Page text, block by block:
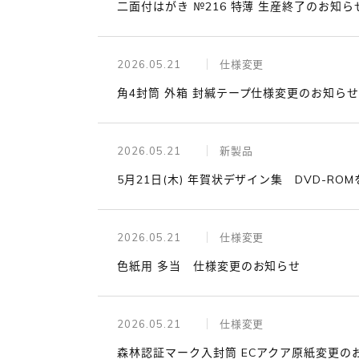
二面付はがき №216 特薄 生産終了のお知ら
2026.05.21 仕様変更
角4封筒 外箱 封緘テープ仕様変更のお知らせ
2026.05.21 新製品
5月21日(木) 年賀状デザイン集 DVD-ROM
2026.05.21 仕様変更
色紙用 多当 仕様変更のお知らせ
2026.05.21 仕様変更
森林認証マーク入封筒 ECアクア原紙変更の